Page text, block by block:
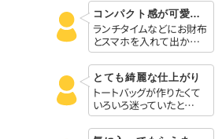
コンパクト感が可愛いです
ランチタイムなどにお財布
とスマホを入れて出か…
とても綺麗な仕上がり
トートバッグが作りたくて
いろいろ迷っていたと…